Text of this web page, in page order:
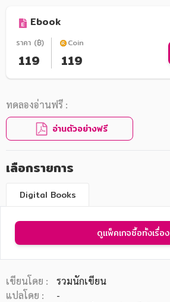
Ebook
ราคา (฿)
119
Coin
119
ทดลองอ่านฟรี :
อ่านตัวอย่างฟรี
เลือกรายการ
Digital Books
ดูแพ็คเกจซื้อทั้งเรื่อง
เขียนโดย :
รวมนักเขียน
แปลโดย :
-